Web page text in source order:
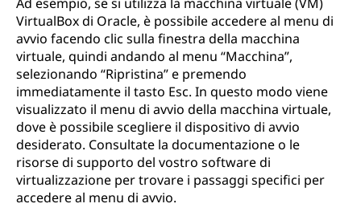
VirtualBox di Oracle, è possibile accedere al menu di
avvio facendo clic sulla finestra della macchina
virtuale, quindi andando al menu “Macchina”,
selezionando “Ripristina” e premendo
immediatamente il tasto Esc. In questo modo viene
visualizzato il menu di avvio della macchina virtuale,
dove è possibile scegliere il dispositivo di avvio
desiderato. Consultate la documentazione o le
risorse di supporto del vostro software di
virtualizzazione per trovare i passaggi specifici per
accedere al menu di avvio.